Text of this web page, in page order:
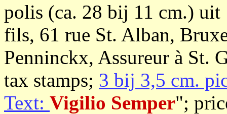
polis (ca. 28 bij 11 cm.) uit
fils, 61 rue St. Alban,
Penninckx, Assureur à St.
tax stamps; 3 bij 3,5 cm.
Text: Vigilio Semper";